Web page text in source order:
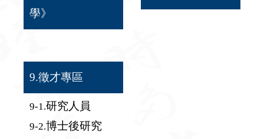
學》
9.徵才專區
9-1.研究人員
9-2.博士後研究